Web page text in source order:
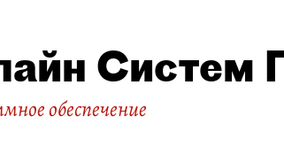
Систем
обеспечение